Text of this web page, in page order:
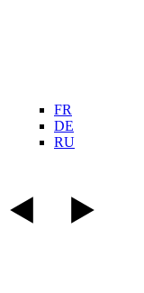
FR
DE
RU